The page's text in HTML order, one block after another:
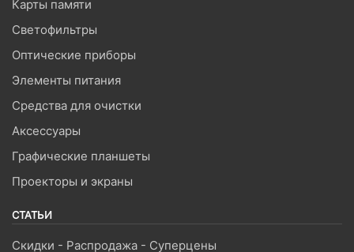
Карты памяти
Светофильтры
Оптические приборы
Элементы питания
Средства для очистки
Аксессуары
Графические планшеты
Проекторы и экраны
СТАТЬИ
Скидки - Распродажа - Суперцены